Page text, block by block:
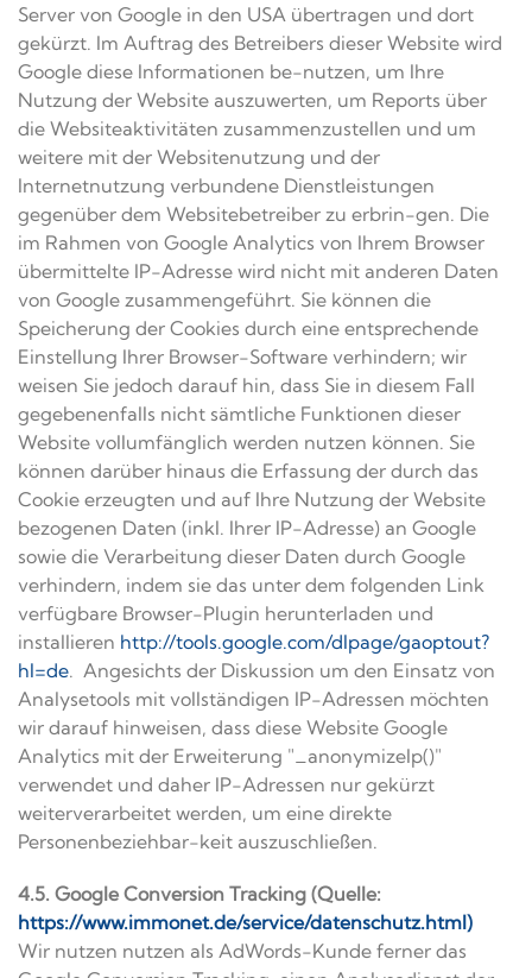
Server von Google in den USA übertragen und dort
gekürzt. Im Auftrag des Betreibers dieser Website wird
Google diese Informationen be-nutzen, um Ihre
Nutzung der Website auszuwerten, um Reports über
die Websiteaktivitäten zusammenzustellen und um
weitere mit der Websitenutzung und der
Internetnutzung verbundene Dienstleistungen
gegenüber dem Websitebetreiber zu erbrin-gen. Die
im Rahmen von Google Analytics von Ihrem Browser
übermittelte IP-Adresse wird nicht mit anderen Daten
von Google zusammengeführt. Sie können die
Speicherung der Cookies durch eine entsprechende
Einstellung Ihrer Browser-Software verhindern; wir
weisen Sie jedoch darauf hin, dass Sie in diesem Fall
gegebenenfalls nicht sämtliche Funktionen dieser
Website vollumfänglich werden nutzen können. Sie
können darüber hinaus die Erfassung der durch das
Cookie erzeugten und auf Ihre Nutzung der Website
bezogenen Daten (inkl. Ihrer IP-Adresse) an Google
sowie die Verarbeitung dieser Daten durch Google
verhindern, indem sie das unter dem folgenden Link
verfügbare Browser-Plugin herunterladen und
installieren http://tools.google.com/dlpage/gaoptout?
hl=de. Angesichts der Diskussion um den Einsatz von
Analysetools mit vollständigen IP-Adressen möchten
wir darauf hinweisen, dass diese Website Google
Analytics mit der Erweiterung "_anonymizeIp()"
verwendet und daher IP-Adressen nur gekürzt
weiterverarbeitet werden, um eine direkte
Personenbeziehbar-keit auszuschließen.
4.5. Google Conversion Tracking (Quelle:
https://www.immonet.de/service/datenschutz.html)
Wir nutzen nutzen als AdWords-Kunde ferner das